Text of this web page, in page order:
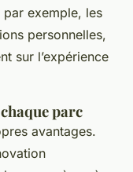
par exemple, les
personnelles,
sur l’expérience
parc
avantages.